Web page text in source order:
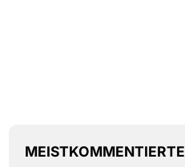
MEISTKOMMENTIERTE